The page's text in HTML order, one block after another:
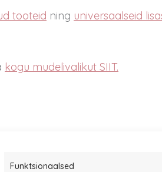
Funktsionaalsed
tooteid ning universaalseid
kogu mudelivalikut SIIT.